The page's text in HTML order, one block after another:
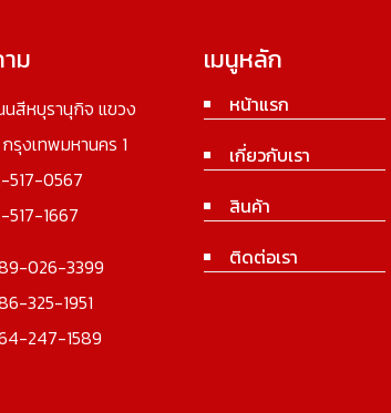
ม
สีหบุรานุกิจ แขวง
รุงเทพมหานคร 1
517-0567
517-1667
026-3399
325-1951
247-1589
เมนูหลัก
หน้าแรก
เกี่ยวกับเรา
สินค้า
ติดต่อเรา